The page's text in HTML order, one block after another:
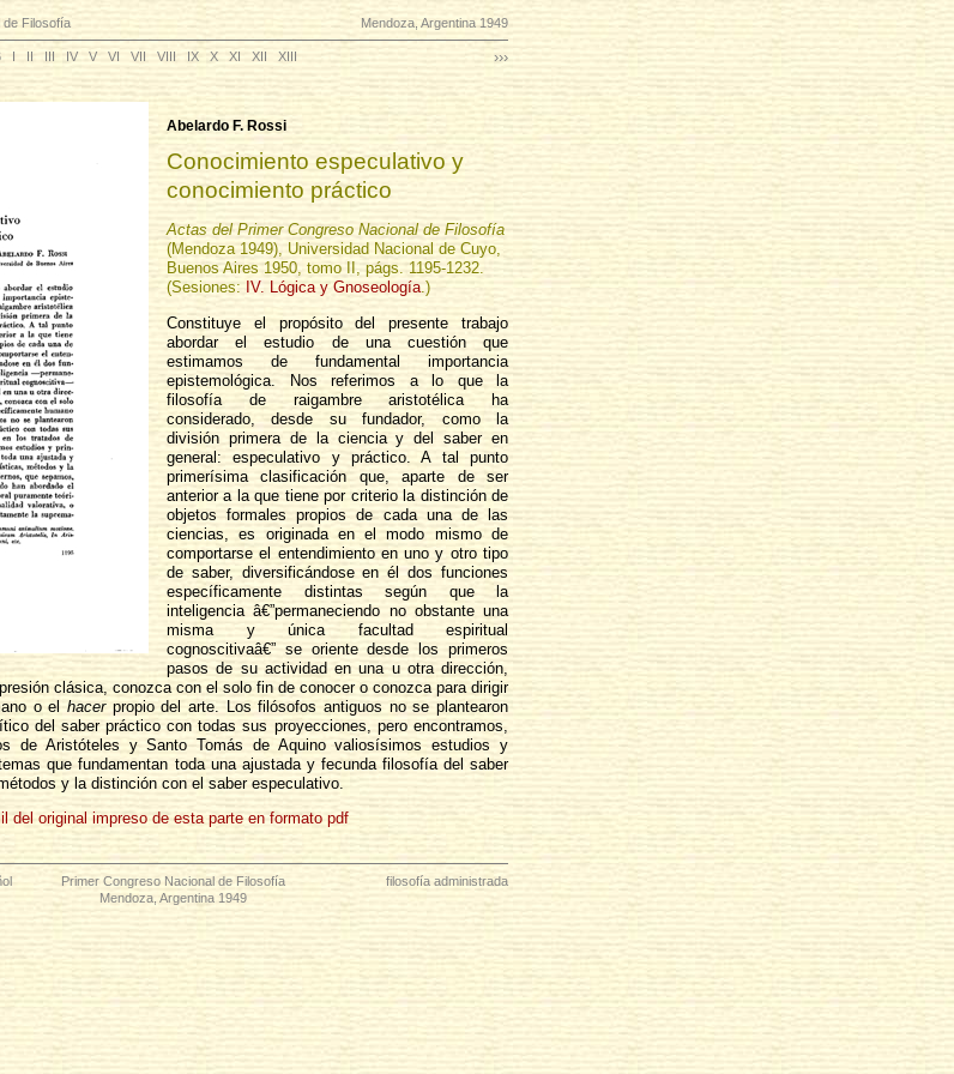
de Filosofía Mendoza, Argentina 1949
I II III IV V VI VII VIII IX X XI XII XIII ›››
Abelardo F. Rossi
Conocimiento especulativo y
conocimiento práctico
Actas del Primer Congreso Nacional de Filosofía
(Mendoza 1949), Universidad Nacional de Cuyo,
Buenos Aires 1950, tomo II, págs. 1195-1232.
(Sesiones: IV. Lógica y Gnoseología.)
Constituye el propósito del presente trabajo
abordar el estudio de una cuestión que
estimamos de fundamental importancia
epistemológica. Nos referimos a lo que la
filosofía de raigambre aristotélica ha
considerado, desde su fundador, como la
división primera de la ciencia y del saber en
general: especulativo y práctico. A tal punto
primerísima clasificación que, aparte de ser
anterior a la que tiene por criterio la distinción de
objetos formales propios de cada una de las
ciencias, es originada en el modo mismo de
comportarse el entendimiento en uno y otro tipo
de saber, diversificándose en él dos funciones
específicamente distintas según que la
inteligencia â€”permaneciendo no obstante una
misma y única facultad espiritual
cognoscitivaâ€” se oriente desde los primeros
pasos de su actividad en una u otra dirección,
clásica, conozca con el solo fin de conocer o conozca para dirigir
o elhacerpropio del arte. Los filósofos antiguos no se plantearon
del saber práctico con todas sus proyecciones, pero encontramos,
de Aristóteles y Santo Tomás de Aquino valiosísimos estudios y
que fundamentan toda una ajustada y fecunda filosofía del saber
y la distinción con el saber especulativo.
del original impreso de esta parte en formato pdf
Primer Congreso Nacional de Filosofía
Mendoza, Argentina 1949
filosofía administrada